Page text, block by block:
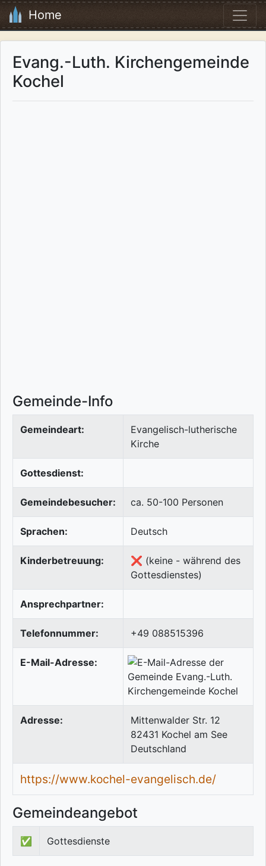
Home
Evang.-Luth. Kirchengemeinde
Kochel
Gemeinde-Info
Gemeindeart:
Evangelisch-lutherische
Kirche
Gottesdienst:
Gemeindebesucher: ca. 50-100 Personen
Sprachen: Deutsch
Kinderbetreuung:
❌ (keine - während des
Gottesdienstes)
Ansprechpartner:
Telefonnummer: +49 088515396
E-Mail-Adresse:
Adresse:
Mittenwalder Str. 12
82431 Kochel am See
Deutschland
https://www.kochel-evangelisch.de/
Gemeindeangebot
✅ Gottesdienste